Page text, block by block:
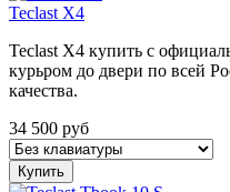
Teclast X4
Teclast X4 купить с
курьром до двери по всей
качества.
34 500 руб
Купить